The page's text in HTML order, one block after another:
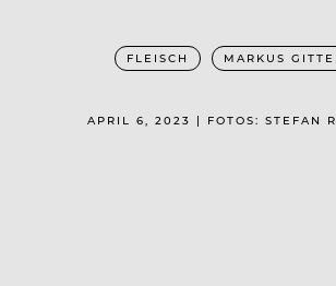
FLEISCH MARKUS
APRIL 6, 2023 | FOTOS: STEFAN